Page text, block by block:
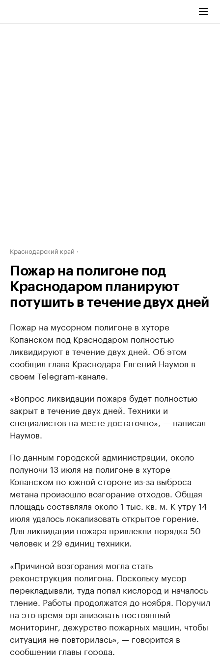
Краснодарский край
Пожар на полигоне под
Краснодаром планируют
потушить в течение двух дней
Пожар на мусорном полигоне в хуторе
Копанском под Краснодаром полностью
ликвидируют в течение двух дней. Об этом
сообщил глава Краснодара Евгений Наумов в
своем Telegram-канале.
«Вопрос ликвидации пожара будет полностью
закрыт в течение двух дней. Техники и
специалистов на месте достаточно», — написал
Наумов.
По данным городской администрации, около
полуночи 13 июля на полигоне в хуторе
Копанском по южной стороне из-за выброса
метана произошло возгорание отходов. Общая
площадь составляла около 1 тыс. кв. м. К утру 14
июля удалось локализовать открытое горение.
Для ликвидации пожара привлекли порядка 50
человек и 29 единиц техники.
«Причиной возгорания могла стать
реконструкция полигона. Поскольку мусор
перекладывали, туда попал кислород и началось
тление. Работы продолжатся до ноября. Поручил
на это время организовать постоянный
мониторинг, дежурство пожарных машин, чтобы
ситуация не повторилась», — говорится в
сообщении главы города.